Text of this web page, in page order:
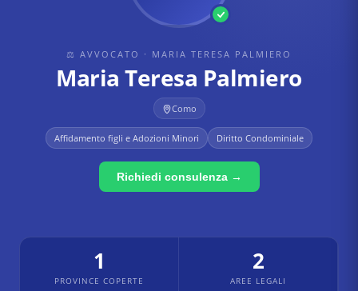
⚖ AVVOCATO · MARIA TERESA PALMIERO
Maria Teresa Palmiero
Como
Affidamento figli e Adozioni Minori Diritto Condominiale
Richiedi consulenza →
1
PROVINCE COPERTE
2
AREE LEGALI